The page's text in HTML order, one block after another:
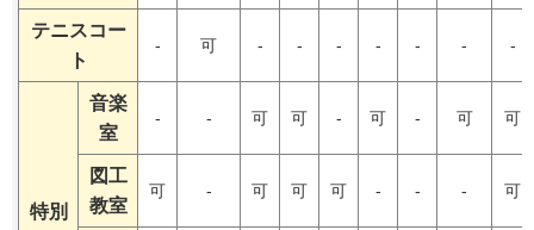
テニスコー
ト
- 可 - - - - - - -
特別
音楽
室
- - 可 可 - 可 - 可 可
図工
教室
可 - 可 可 可 - - - 可